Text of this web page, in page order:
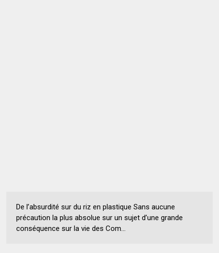
De l’absurdité sur du riz en plastique Sans aucune
précaution la plus absolue sur un sujet d’une grande
conséquence sur la vie des Com...